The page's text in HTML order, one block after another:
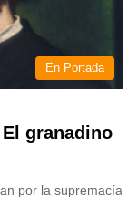
En Portada
granadino
por la supremacía